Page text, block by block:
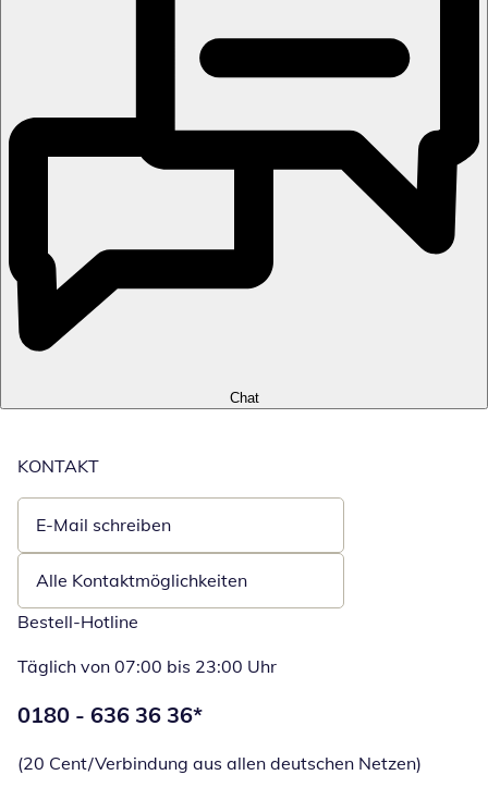
Chat
KONTAKT
E-Mail schreiben
Öffnet E-Mail-Client
Alle Kontaktmöglichkeiten
Bestell-Hotline
Täglich von 07:00 bis 23:00 Uhr
Telefonnummer:
0180 - 636 36 36*
(20 Cent/Verbindung aus allen deutschen Netzen)